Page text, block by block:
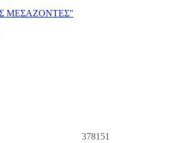
ΜΕΣΑΖΟΝΤΕΣ"
378151